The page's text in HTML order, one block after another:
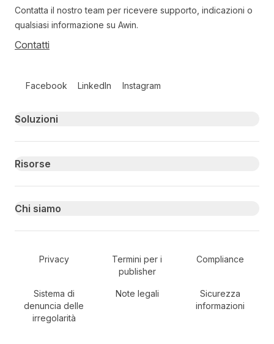
Contatta il nostro team per ricevere supporto, indicazioni o
qualsiasi informazione su Awin.
Contatti
Facebook LinkedIn Instagram
Primary footer navigation
Soluzioni
Risorse
Chi siamo
Secondary Footer Navigation
Privacy
Termini per i
publisher
Compliance
Sistema di
denuncia delle
irregolarità
Note legali
Sicurezza
informazioni